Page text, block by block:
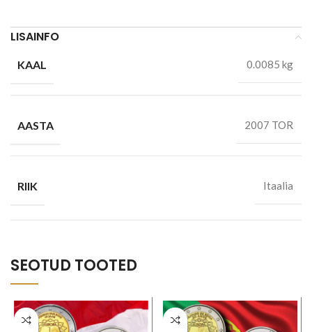
LISAINFO
KAAL 0.0085 kg
AASTA 2007 TOR
RIIK Itaalia
SEOTUD TOOTED